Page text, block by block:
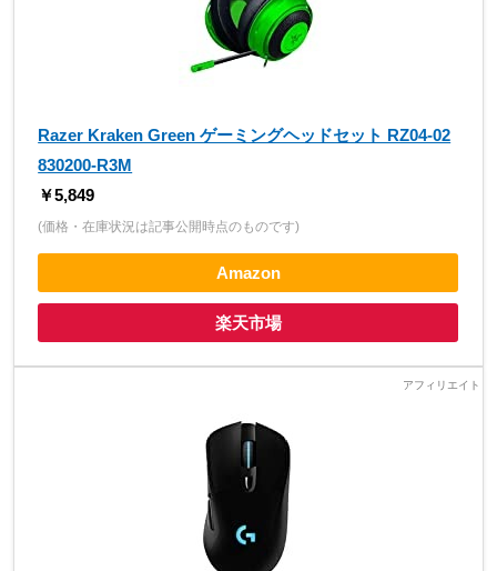
Razer Kraken Green ゲーミングヘッドセット RZ04-02
830200-R3M
￥5,849
(価格・在庫状況は記事公開時点のものです)
Amazon
楽天市場